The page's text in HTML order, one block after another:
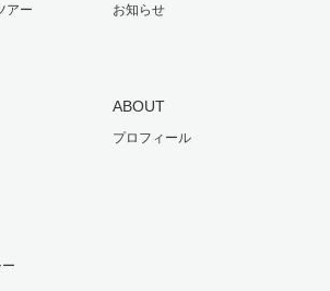
アー お知らせ
ABOUT
プロフィール